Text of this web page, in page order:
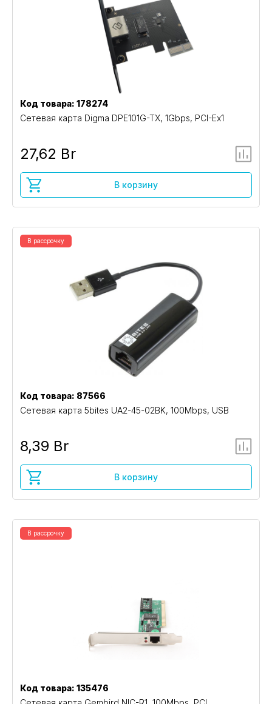
Код товара: 178274
Сетевая карта Digma DPE101G-TX, 1Gbps, PCI-Ex1
27,62 Br
В корзину
В рассрочку
Код товара: 87566
Сетевая карта 5bites UA2-45-02BK, 100Mbps, USB
8,39 Br
В корзину
В рассрочку
Код товара: 135476